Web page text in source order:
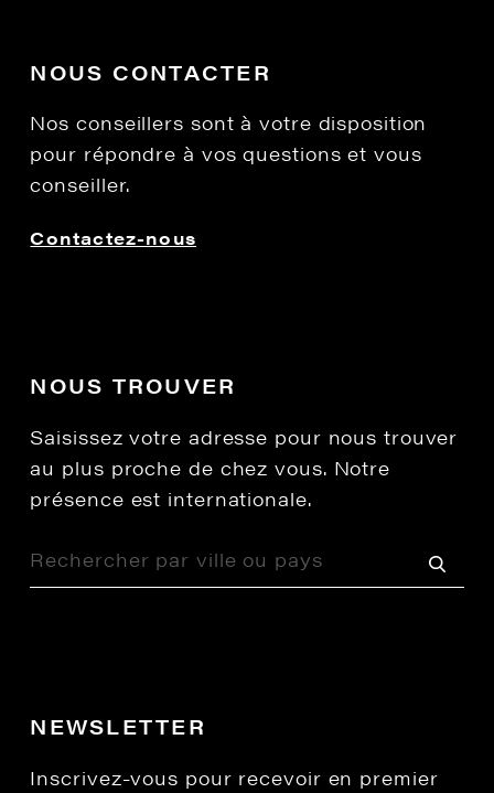
NOUS CONTACTER
Nos conseillers sont à votre disposition
pour répondre à vos questions et vous
conseiller.
Contactez-nous
NOUS TROUVER
Saisissez votre adresse pour nous trouver
au plus proche de chez vous. Notre
présence est internationale.
NEWSLETTER
Inscrivez-vous pour recevoir en premier